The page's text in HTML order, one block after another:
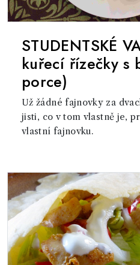
STUDENTSKÉ
kuřecí řízečky s
porce)
Už žádné fajnovky za
jisti, co v tom vlastně je,
vlastní fajnovku.